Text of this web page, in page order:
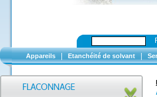
Appareils Etanchéité de solvant